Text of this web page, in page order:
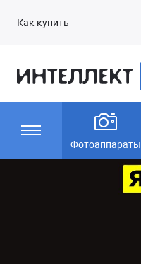
Как купить
Фотоаппараты